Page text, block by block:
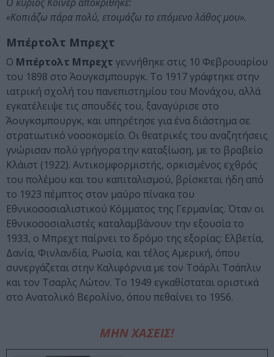
«Κοπιάζω πάρα πολύ, ετοιμάζω το επόμενο λάθος μου».
Μπέρτολτ Μπρεχτ
Ο Μπέρτολτ Μπρεχτ γεννήθηκε στις 10 Φεβρουαρίου
του 1898 στο Άουγκσμπουργκ. Το 1917 γράφτηκε στην
ιατρική σχολή του πανεπιστημίου του Μονάχου, αλλά
εγκατέλειψε τις σπουδές του, ξαναγύρισε στο
Άουγκσμπουργκ, και υπηρέτησε για ένα διάστημα σε
στρατιωτικό νοσοκομείο. Οι θεατρικές του αναζητήσεις
γνώρισαν πολύ γρήγορα την καταξίωση, με το βραβείο
Κλάιστ (1922). Αντικομφορμιστής, ορκισμένος εχθρός
του πολέμου και του καπιταλισμού, βρίσκεται ήδη από
το 1923 πέμπτος στον μαύρο πίνακα του
Εθνικοσοσιαλιστικού Κόμματος της Γερμανίας. Όταν οι
Εθνικοσοσιαλιστές καταλαμβάνουν την εξουσία το
1933, ο Μπρεχτ παίρνει το δρόμο της εξορίας: Ελβετία,
Δανία, Φινλανδία, Ρωσία, και τέλος Αμερική, όπου
συνεργάζεται στην Καλιφόρνια με τον Τσάρλι Τσάπλιν
και τον Τσαρλς Λώτον. Το 1949 εγκαθίσταται οριστικά
στο Ανατολικό Βερολίνο, όπου πεθαίνει το 1956.
ΜΗΝ ΧΑΣΕΙΣ!